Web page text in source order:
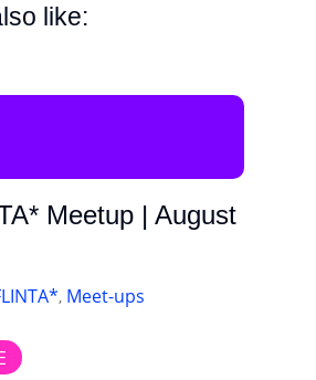
like:
Meetup | August
, Meet-ups